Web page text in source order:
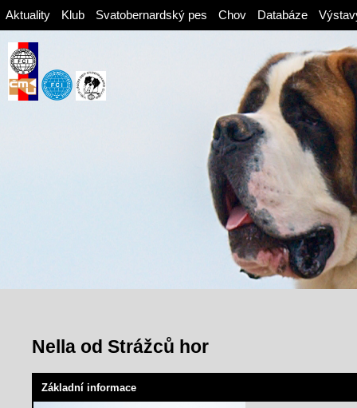
Aktuality Klub Svatobernardský pes Chov Databáze
Nella od Strážců hor
Základní informace